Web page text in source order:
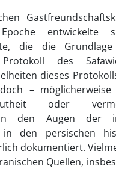
Epoche entwickelte
die die
des
dieses
– möglicherweise
oder
den Augen der
den persischen
dokumentiert.
Quellen,